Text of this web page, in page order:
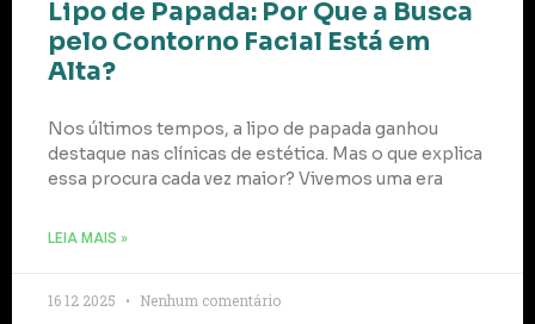
Lipo de Papada: Por Que a Busca
pelo Contorno Facial Está em
Alta?
Nos últimos tempos, a lipo de papada ganhou
destaque nas clínicas de estética. Mas o que explica
essa procura cada vez maior? Vivemos uma era
LEIA MAIS »
16 12 2025 Nenhum comentário